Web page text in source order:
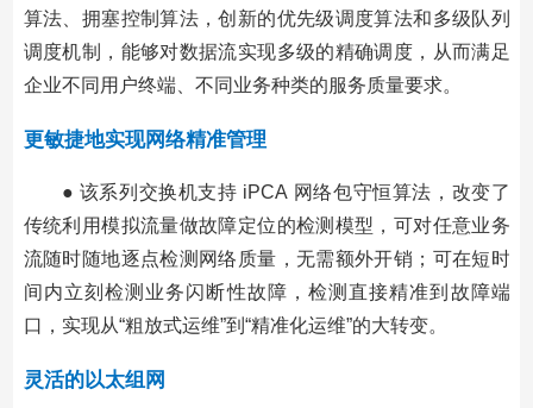
算法、拥塞控制算法，创新的优先级调度算法和多级队列
调度机制，能够对数据流实现多级的精确调度，从而满足
企业不同用户终端、不同业务种类的服务质量要求。
更敏捷地实现网络精准管理
● 该系列交换机支持 iPCA 网络包守恒算法，改变了
传统利用模拟流量做故障定位的检测模型，可对任意业务
流随时随地逐点检测网络质量，无需额外开销；可在短时
间内立刻检测业务闪断性故障，检测直接精准到故障端
口，实现从“粗放式运维”到“精准化运维”的大转变。
灵活的以太组网